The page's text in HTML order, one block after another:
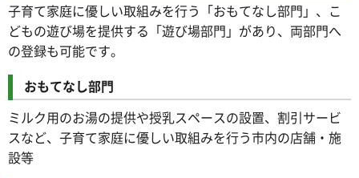
子育て家庭に優しい取組みを行う「おもてなし部門」、こ
どもの遊び場を提供する「遊び場部門」があり、両部門へ
の登録も可能です。
おもてなし部門
ミルク用のお湯の提供や授乳スペースの設置、割引サービ
スなど、子育て家庭に優しい取組みを行う市内の店舗・施
設等